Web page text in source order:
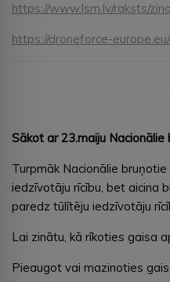
https://www.lsm.lv/raksts/
https://droneforce-
Sākot ar 23.maiju
Turpmāk Nacionālie
iedzīvotāju rīcību, bet aicina
paredz tūlītēju iedzīvotāju
Lai zinātu, kā rīkoties gaisa
Pieaugot vai mazinoties